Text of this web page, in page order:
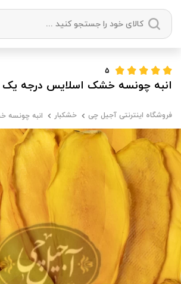
دسته بندی ها
آجیل زعفران
فروشگاه اینترنتی آجیل چی خشکبار انبه
5
انبه چونسه خشک اسلایس درجه یک